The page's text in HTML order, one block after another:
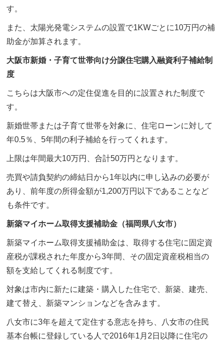
す。
また、太陽光発電システムの設置で1KWごとに10万円の補
助金が加算されます。
大阪市新婚・子育て世帯向け分譲住宅購入融資利子補給制
度
こちらは大阪市への定住促進を目的に設置された制度で
す。
新婚世帯または子育て世帯を対象に、住宅ローンに対して
年0.5％、5年間の利子補給を行ってくれます。
上限は年間最大10万円、合計50万円となります。
売買や請負契約の締結日から1年以内に申し込みの必要が
あり、前年度の所得金額が1,200万円以下であることなど
も条件です。
新築マイホーム取得支援補助金（福岡県八女市）
新築マイホーム取得支援補助金は、取得する住宅に固定資
産税が課税された年度から3年間、その固定資産税相当の
額を支給してくれる制度です。
対象は市内に新たに建築・購入した住宅で、新築、建売、
建て替え、新築マンションなどを含みます。
八女市に3年を超えて定住する意志を持ち、八女市の住民
基本台帳に登録している人で2016年1月2日以降に住宅の